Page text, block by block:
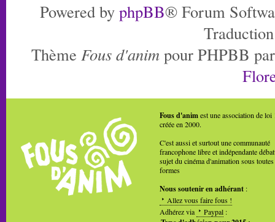
Powered by phpBB® Forum
Thème Fous d'anim pour PHPBB
Fous d'animest une association de loi
créée en 2000.
C'est aussi et surtout une communauté
francophone libre et indépendante
sujet du cinéma d'animation sous toutes
formes
Nous soutenir en adhérant :
Allez vous faire fous !
Adhérez via
Paypal :